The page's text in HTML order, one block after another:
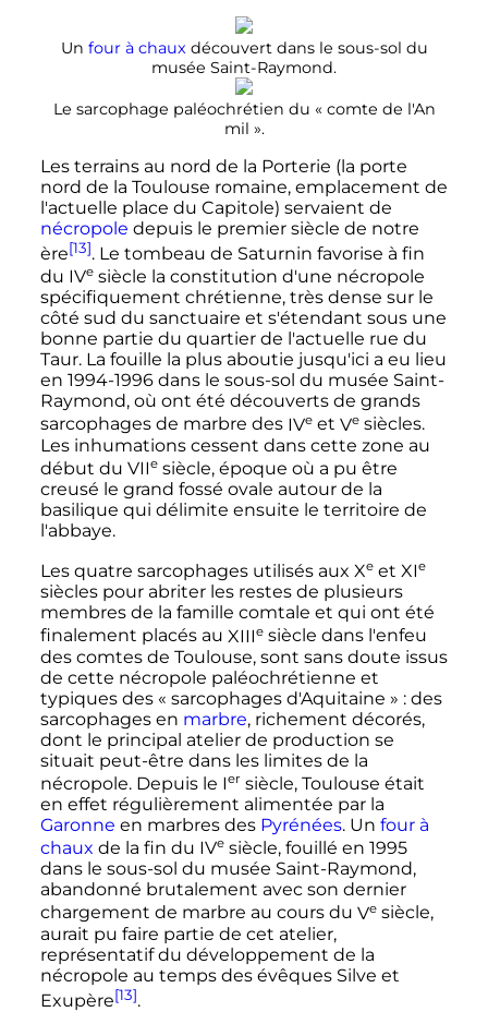
Un four à chauxdécouvert dans le sous-sol du
musée Saint-Raymond.
Le sarcophage paléochrétien du « comte de l'An
mil ».
Les terrains au nord de la Porterie (la porte
nord de la Toulouse romaine, emplacement de
l'actuelle place du Capitole) servaient de
nécropole depuis le premier siècle de notre
ère[13]. Le tombeau de Saturnin favorise à fin
du IVe siècle la constitution d'une nécropole
spécifiquement chrétienne, très dense sur le
côté sud du sanctuaire et s'étendant sous une
bonne partie du quartier de l'actuelle rue du
Taur. La fouille la plus aboutie jusqu'ici a eu lieu
en 1994-1996 dans le sous-sol du musée Saint-
Raymond, où ont été découverts de grands
sarcophages de marbre des IVe et Ve siècles.
Les inhumations cessent dans cette zone au
début du VIIe siècle, époque où a pu être
creusé le grand fossé ovale autour de la
basilique qui délimite ensuite le territoire de
l'abbaye.
Les quatre sarcophages utilisés aux Xe et XIe
sièclespour abriter les restes de plusieurs
membres de la famille comtale et qui ont été
finalement placés au XIIIe siècle dans l'enfeu
des comtes de Toulouse, sont sans doute issus
de cette nécropole paléochrétienne et
typiques des « sarcophages d'Aquitaine » : des
sarcophages en marbre, richement décorés,
dont le principal atelier de production se
situait peut-être dans les limites de la
nécropole. Depuis le Ier siècle, Toulouse était
en effet régulièrement alimentée par la
Garonne en marbres des Pyrénées. Un four à
chaux de la fin du IVe siècle, fouillé en 1995
dans le sous-sol du musée Saint-Raymond,
abandonné brutalement avec son dernier
chargement de marbre au cours du Ve siècle,
aurait pu faire partie de cet atelier,
représentatif du développement de la
nécropole au temps des évêques Silve et
Exupère[13].